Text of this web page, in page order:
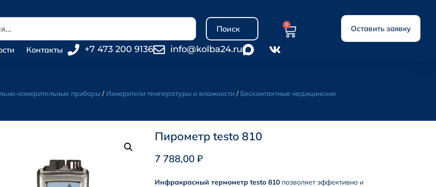
Поиск 0 Оставить заявку
Контакты +7 473 200 9136 info@kolba24.ru
измерительные приборы / Измерители температуры и влажности / Бесконтактные медицинские
Пирометр testo 810
7 788,00 ₽
Инфракрасный термометр testo 810 позволяет эффективно и